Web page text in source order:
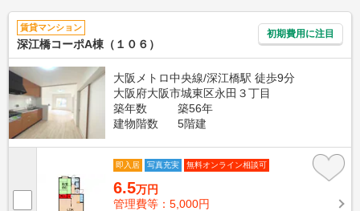
賃貸マンション
深江橋コーポA棟（１０６）
初期費用に注目
大阪メトロ中央線/深江橋駅 徒歩9分
大阪府大阪市城東区永田３丁目
築年数
築56年
建物階数
5階建
即入居 写真充実 無料オンライン相談可
6.5万円
管理費等：5,000円